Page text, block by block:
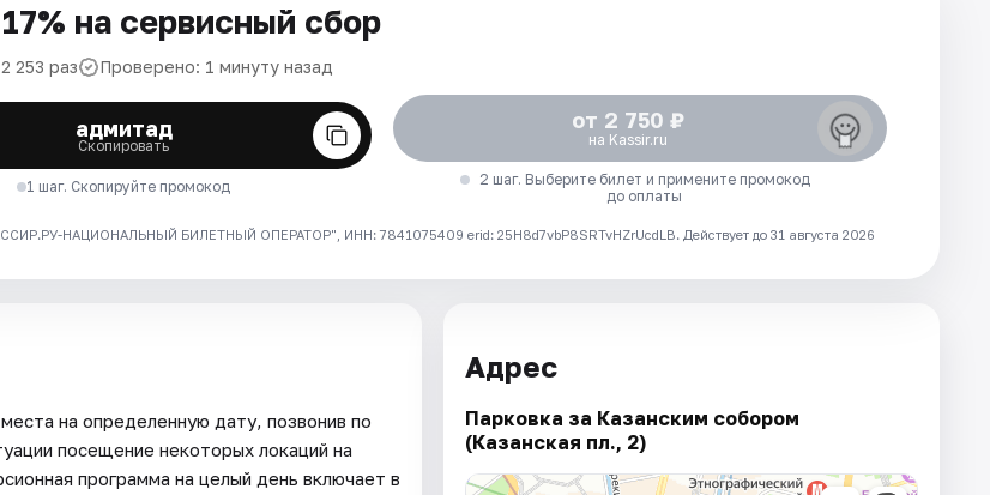
на сервисный сбор
253 раз Проверено: 1 минуту назад
адмитад
Скопировать
1 шаг. Скопируйте промокод
от 2 750 ₽
на Kassir.ru
2 шаг. Выберите билет и примените промокод
до оплаты
НАЦИОНАЛЬНЫЙ БИЛЕТНЫЙ ОПЕРАТОР", ИНН: 7841075409 erid: 25H8d7vbP8SRTvHZrUcdLB. Действует до 31 августа 2026
на определенную дату, позвонив по
посещение некоторых локаций на
программа на целый день включает в
Адрес
Парковка за Казанским собором
(Казанская пл., 2)